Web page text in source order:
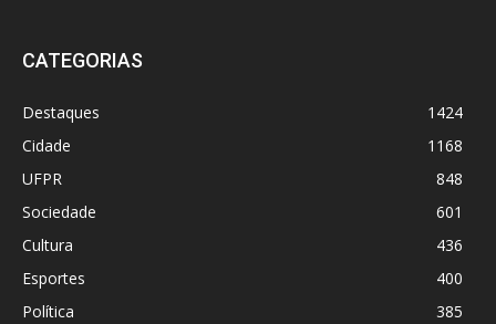
CATEGORIAS
Destaques
1424
Cidade
1168
UFPR
848
Sociedade
601
Cultura
436
Esportes
400
Política
385